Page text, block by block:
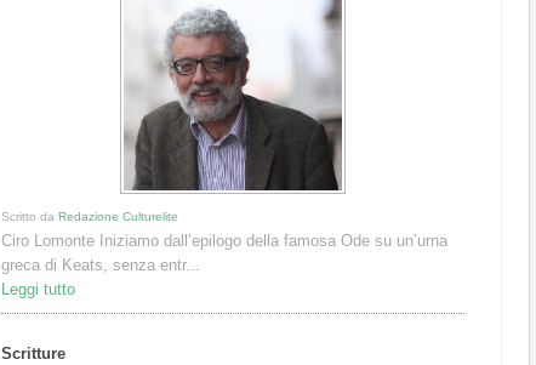
Scritto daRedazione Culturelite
Ciro Lomonte Iniziamo dall’epilogo della famosa Ode su un’urna
greca di Keats, senza entr...
Leggi tutto
Scritture